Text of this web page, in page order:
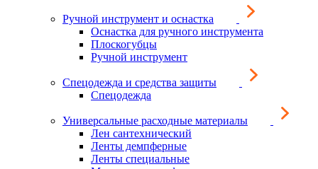
Ручной инструмент и оснастка
Оснастка для ручного инструмента
Плоскогубцы
Ручной инструмент
Спецодежда и средства защиты
Спецодежда
Универсальные расходные материалы
Лен сантехнический
Ленты демпферные
Ленты специальные